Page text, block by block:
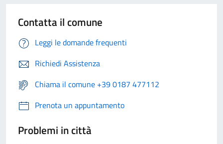
Contatta il comune
Leggi le domande frequenti
Richiedi Assistenza
Chiama il comune +39 0187 477112
Prenota un appuntamento
Problemi in città